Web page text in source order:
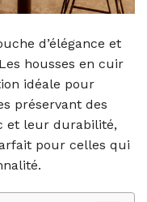
d’élégance et
housses en cuir
idéale pour
préservant des
et leur durabilité,
pour celles qui